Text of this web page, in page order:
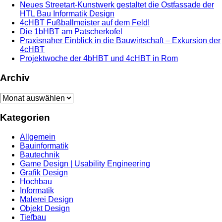
Neues Streetart-Kunstwerk gestaltet die Ostfassade der
HTL Bau Informatik Design
4cHBT Fußballmeister auf dem Feld!
Die 1bHBT am Patscherkofel
Praxisnaher Einblick in die Bauwirtschaft – Exkursion der
4cHBT
Projektwoche der 4bHBT und 4cHBT in Rom
Archiv
Archiv
Kategorien
Allgemein
Bauinformatik
Bautechnik
Game Design | Usability Engineering
Grafik Design
Hochbau
Informatik
Malerei Design
Objekt Design
Tiefbau